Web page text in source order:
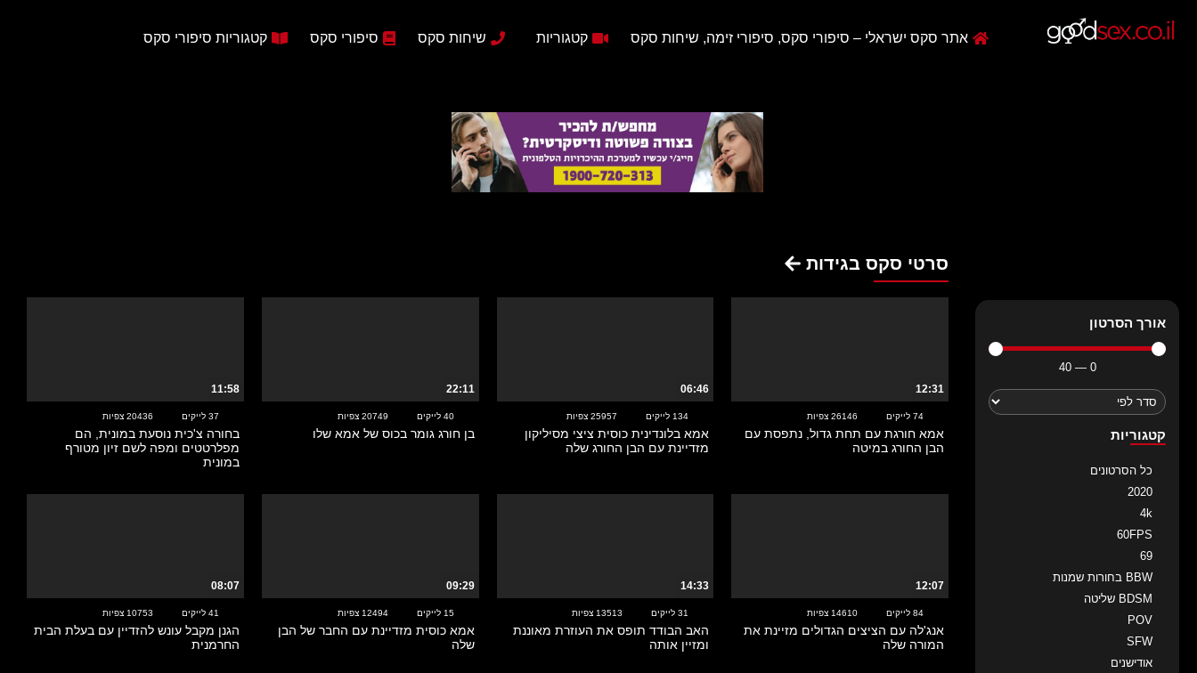
אתר סקס ישראלי – סיפורי סקס, סיפורי זימה, שיחות סקס קטגוריות שיחות סקס סיפורי סקס קטגוריות סיפורי סקס
אורך הסרטון
0
—
40
קטגוריות
כל הסרטונים
2020
4k
60FPS
69
BBW בחורות שמנות
BDSM שליטה
POV
SFW
אודישנים
סרטי סקס בגידות
12:31
74 לייקים 26146 צפיות
אמא חורגת עם תחת גדול, נתפסת עם
הבן החורג במיטה
06:46
134 לייקים 25957 צפיות
אמא בלונדינית כוסית ציצי מסיליקון
מזדיינת עם הבן החורג שלה
22:11
40 לייקים 20749 צפיות
בן חורג גומר בכוס של אמא שלו
11:58
37 לייקים 20436 צפיות
בחורה צ'כית נוסעת במונית, הם
מפלרטטים ומפה לשם זיון מטורף
במונית
12:07
84 לייקים 14610 צפיות
אנג'לה עם הציצים הגדולים מזיינת את
המורה שלה
14:33
31 לייקים 13513 צפיות
האב הבודד תופס את העוזרת מאוננת
ומזיין אותה
09:29
15 לייקים 12494 צפיות
אמא כוסית מזדיינת עם החבר של הבן
שלה
08:07
41 לייקים 10753 צפיות
הגנן מקבל עונש להזדיין עם בעלת הבית
החרמנית